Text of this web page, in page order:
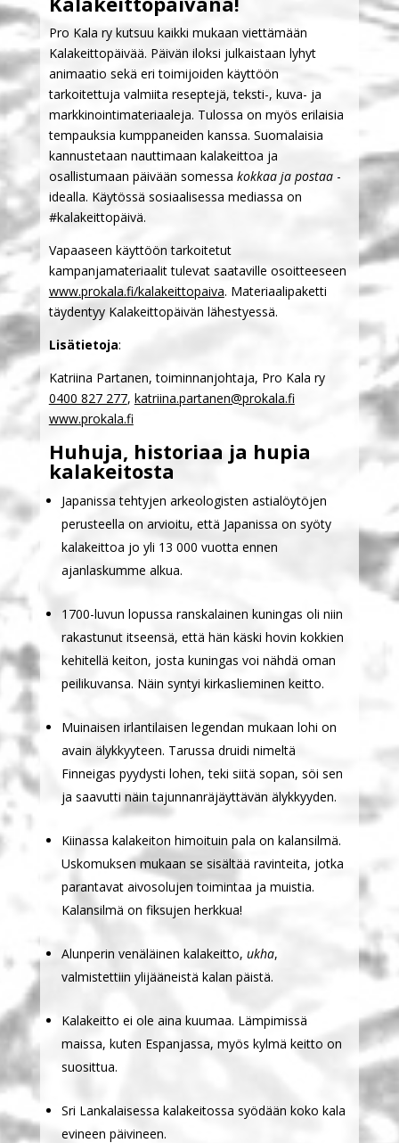
Pro Kala ry kutsuu kaikki mukaan viettämään
Kalakeittopäivää. Päivän iloksi julkaistaan lyhyt
animaatio sekä eri toimijoiden käyttöön
tarkoitettuja valmiita reseptejä, teksti-, kuva- ja
markkinointimateriaaleja. Tulossa on myös erilaisia
tempauksia kumppaneiden kanssa. Suomalaisia
kannustetaan nauttimaan kalakeittoa ja
osallistumaan päivään somessa kokkaa ja postaa-
idealla. Käytössä sosiaalisessa mediassa on
#kalakeittopäivä.
Vapaaseen käyttöön tarkoitetut
kampanjamateriaalit tulevat saataville osoitteeseen
www.prokala.fi/kalakeittopaiva. Materiaalipaketti
täydentyy Kalakeittopäivän lähestyessä.
Lisätietoja:
Katriina Partanen, toiminnanjohtaja, Pro Kala ry
0400 827 277, katriina.partanen@prokala.fi
www.prokala.fi
Huhuja, historiaa ja hupia
kalakeitosta
Japanissa tehtyjen arkeologisten astialöytöjen
perusteella on arvioitu, että Japanissa on syöty
kalakeittoa jo yli 13 000 vuotta ennen
ajanlaskumme alkua.
1700-luvun lopussa ranskalainen kuningas oli niin
rakastunut itseensä, että hän käski hovin kokkien
kehitellä keiton, josta kuningas voi nähdä oman
peilikuvansa. Näin syntyi kirkaslieminen keitto.
Muinaisen irlantilaisen legendan mukaan lohi on
avain älykkyyteen. Tarussa druidi nimeltä
Finneigas pyydysti lohen, teki siitä sopan, söi sen
ja saavutti näin tajunnanräjäyttävän älykkyyden.
Kiinassa kalakeiton himoituin pala on kalansilmä.
Uskomuksen mukaan se sisältää ravinteita, jotka
parantavat aivosolujen toimintaa ja muistia.
Kalansilmä on fiksujen herkkua!
Alunperin venäläinen kalakeitto, ukha,
valmistettiin ylijääneistä kalan päistä.
Kalakeitto ei ole aina kuumaa. Lämpimissä
maissa, kuten Espanjassa, myös kylmä keitto on
suosittua.
Sri Lankalaisessa kalakeitossa syödään koko kala
evineen päivineen.